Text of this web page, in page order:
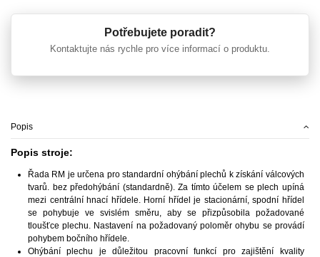
Potřebujete poradit?
Kontaktujte nás rychle pro více informací o produktu.
Popis
Popis stroje:
Řada RM je určena pro standardní ohýbání plechů k získání válcových
tvarů. bez předohýbání (standardně). Za tímto účelem se plech upíná
mezi centrální hnací hřídele. Horní hřídel je stacionární, spodní hřídel
se pohybuje ve svislém směru, aby se přizpůsobila požadované
tloušťce plechu. Nastavení na požadovaný poloměr ohybu se provádí
pohybem bočního hřídele.
Ohýbání plechu je důležitou pracovní funkcí pro zajištění kvality